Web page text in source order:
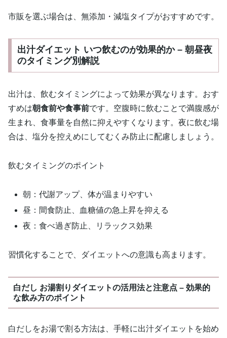
市販を選ぶ場合は、無添加・減塩タイプがおすすめです。
出汁ダイエット いつ飲むのが効果的か – 朝昼夜
のタイミング別解説
出汁は、飲むタイミングによって効果が異なります。おす
すめは朝食前や食事前です。空腹時に飲むことで満腹感が
生まれ、食事量を自然に抑えやすくなります。夜に飲む場
合は、塩分を控えめにしてむくみ防止に配慮しましょう。
飲むタイミングのポイント
朝：代謝アップ、体が温まりやすい
昼：間食防止、血糖値の急上昇を抑える
夜：食べ過ぎ防止、リラックス効果
習慣化することで、ダイエットへの意識も高まります。
白だし お湯割りダイエットの活用法と注意点 – 効果的
な飲み方のポイント
白だしをお湯で割る方法は、手軽に出汁ダイエットを始め